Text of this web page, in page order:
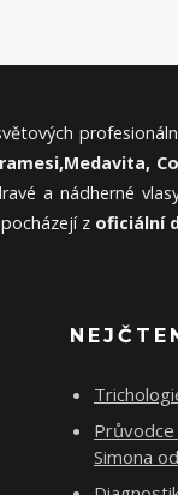
Medavita,
a nádherné
z oficiální
Simona